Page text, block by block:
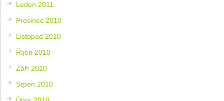
Leden 2011
Prosinec 2010
Listopad 2010
Říjen 2010
Září 2010
Srpen 2010